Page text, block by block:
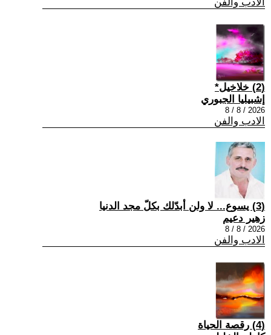
(2) خلاخيل*
إشبيليا الجبوري
2026 / 8 / 8
الادب والفن
(3) يسوع... لا ولن أبدّلك بكلّ مجد الدنيا
زهير دعيم
2026 / 8 / 8
الادب والفن
(4) رقصة الحياة